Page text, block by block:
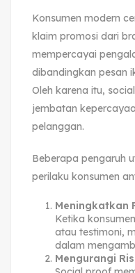
Konsumen modern
klaim promosi dari
mempercayai
dibandingkan pesan
Oleh karena itu,
jembatan
pelanggan.
Beberapa pengaruh
perilaku konsumen
Meningkatkan
Ketika
atau testimoni,
dalam
Mengurangi